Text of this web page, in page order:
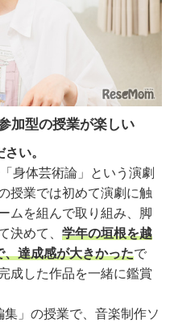
加型の授業が楽しい
い。
身体芸術論」という演劇
授業では初めて演劇に触
ムを組んで取り組み、脚
決めて、 学年の垣根を越
達成感が大きかったで
成した作品を一緒に鑑賞
」の授業で、音楽制作ソ